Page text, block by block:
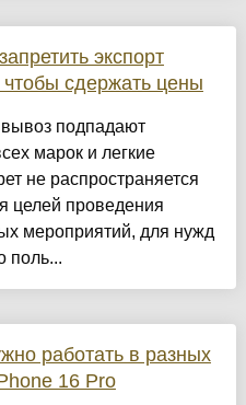
экспорт
сдержать цены
подпадают
марок и легкие
не распространяется
целей проведения
мероприятий, для нужд
поль...
работать в разных
16 Pro